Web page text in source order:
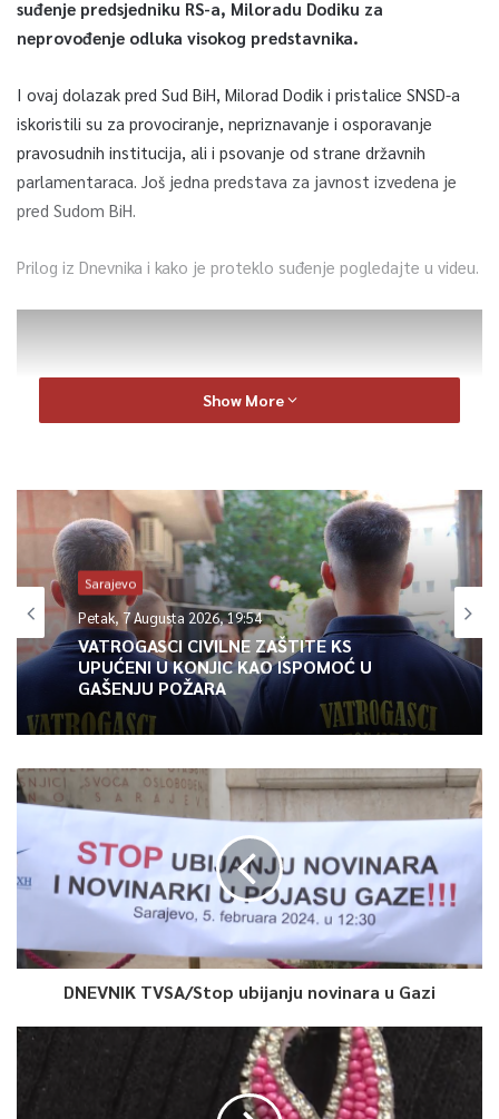
suđenje predsjedniku RS-a, Miloradu Dodiku za
neprovođenje odluka visokog predstavnika.
I ovaj dolazak pred Sud BiH, Milorad Dodik i pristalice SNSD-a
iskoristili su za provociranje, nepriznavanje i osporavanje
pravosudnih institucija, ali i psovanje od strane državnih
parlamentaraca. Još jedna predstava za javnost izvedena je
pred Sudom BiH.
Prilog iz Dnevnika i kako je proteklo suđenje pogledajte u videu.
0
Article Rating
Show More
Sarajevo
Petak, 7 Augusta 2026, 19:54
VATROGASCI CIVILNE ZAŠTITE KS
UPUĆENI U KONJIC KAO ISPOMOĆ U
GAŠENJU POŽARA
DNEVNIK TVSA/Stop ubijanju novinara u Gazi